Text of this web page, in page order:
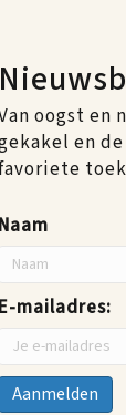
oogst
en
Naam
E-mailadres: